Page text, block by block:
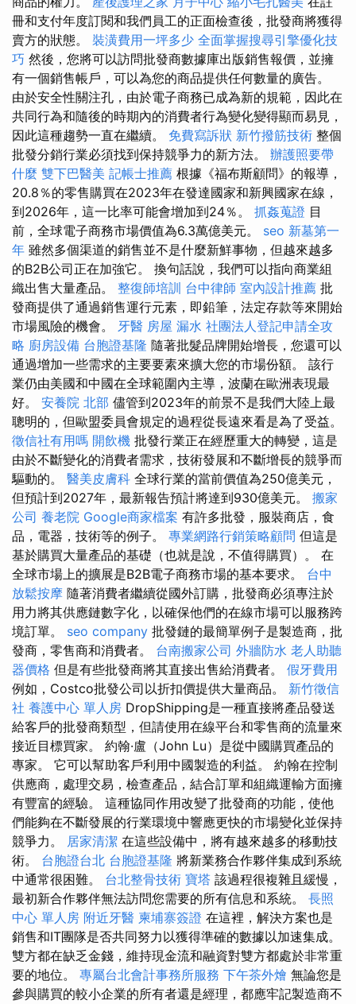
冊和支付年度訂閱和我們員工的正面檢查後，批發商將獲得
賣方的狀態。 裝潢費用一坪多少 全面掌握搜尋引擎優化技
巧 然後，您將可以訪問批發商數據庫出版銷售報價，並擁
有一個銷售帳戶，可以為您的商品提供任何數量的廣告。
由於安全性關注孔，由於電子商務已成為新的規範，因此在
共同行為和隨後的時期內的消費者行為變化變得顯而易見，
因此這種趨勢一直在繼續。 免費寫訴狀 新竹撥筋技術 整個
批發分銷行業必須找到保持競爭力的新方法。 辦護照要帶
什麼 雙下巴醫美 記帳士推薦 根據《福布斯顧問》的報導，
20.8％的零售購買在2023年在發達國家和新興國家在線，
到2026年，這一比率可能會增加到24％。 抓姦蒐證 目
前，全球電子商務市場價值為6.3萬億美元。 seo 新墓第一
年 雖然多個渠道的銷售並不是什麼新鮮事物，但越來越多
的B2B公司正在加強它。 換句話說，我們可以指向商業組
織出售大量產品。 整復師培訓 台中律師 室內設計推薦 批
發商提供了通過銷售運行元素，即鉛筆，法定存款等來開始
市場風險的機會。 牙醫 房屋 漏水 社團法人登記申請全攻
略 廚房設備 台胞證基隆 隨著批髮品牌開始增長，您還可以
通過增加一些需求的主要要素來擴大您的市場份額。 該行
業仍由美國和中國在全球範圍內主導，波蘭在歐洲表現最
好。 安養院 北部 儘管到2023年的前景不是我們大陸上最
聰明的，但歐盟委員會規定的過程從長遠來看是為了受益。
徵信社有用嗎 開飲機 批發行業正在經歷重大的轉變，這是
由於不斷變化的消費者需求，技術發展和不斷增長的競爭而
驅動的。 醫美皮膚科 全球行業的當前價值為250億美元，
但預計到2027年，最新報告預計將達到930億美元。 搬家
公司 養老院 Google商家檔案 有許多批發，服裝商店，食
品，電器，技術等的例子。 專業網路行銷策略顧問 但這是
基於購買大量產品的基礎（也就是說，不值得購買）。 在
全球市場上的擴展是B2B電子商務市場的基本要求。 台中
放鬆按摩 隨著消費者繼續從國外訂購，批發商必須專注於
用力將其供應鏈數字化，以確保他們的在線市場可以服務跨
境訂單。 seo company 批發鏈的最簡單例子是製造商，批
發商，零售商和消費者。 台南搬家公司 外牆防水 老人助聽
器價格 但是有些批發商將其直接出售給消費者。 假牙費用
例如，Costco批發公司以折扣價提供大量商品。 新竹徵信
社 養護中心 單人房 DropShipping是一種直接將產品發送
給客戶的批發商類型，但請使用在線平台和零售商的流量來
接近目標買家。 約翰·盧（John Lu）是從中國購買產品的
專家。 它可以幫助客戶利用中國製造的利益。 約翰在控制
供應商，處理交易，檢查產品，結合訂單和組織運輸方面擁
有豐富的經驗。 這種協同作用改變了批發商的功能，使他
們能夠在不斷發展的行業環境中響應更快的市場變化並保持
競爭力。 居家清潔 在這些設備中，將有越來越多的移動技
術。 台胞證台北 台胞證基隆 將新業務合作夥伴集成到系統
中通常很困難。 台北整骨技術 寶塔 該過程很複雜且緩慢，
最初新合作夥伴無法訪問您需要的所有信息和系統。 長照
中心 單人房 附近牙醫 柬埔寨簽證 在這裡，解決方案也是
銷售和IT團隊是否共同努力以獲得準確的數據以加速集成。
雙方都在缺乏金錢，維持現金流和融資對雙方都處於非常重
要的地位。 專屬台北會計事務所服務 下午茶外燴 無論您是
參與購買的較小企業的所有者還是經理，都應牢記製造商不